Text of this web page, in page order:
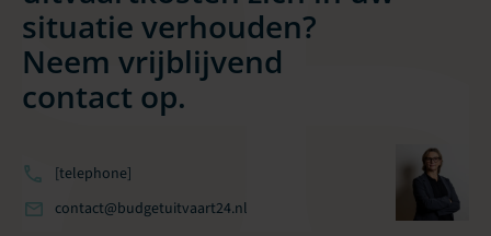
situatie verhouden?
Neem vrijblijvend
contact op.
[telephone]
contact@budgetuitvaart24.nl